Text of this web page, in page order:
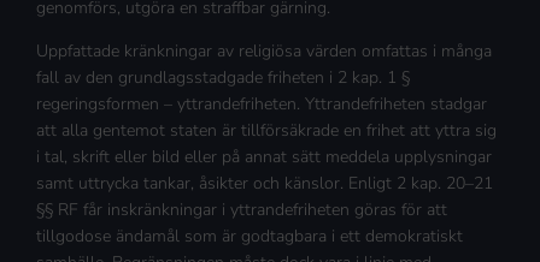
genomförs, utgöra en straffbar gärning.
Uppfattade kränkningar av religiösa värden omfattas i många
fall av den grundlagsstadgade friheten i 2 kap. 1 §
regeringsformen – yttrandefriheten. Yttrandefriheten stadgar
att alla gentemot staten är tillförsäkrade en frihet att yttra sig
i tal, skrift eller bild eller på annat sätt meddela upplysningar
samt uttrycka tankar, åsikter och känslor. Enligt 2 kap. 20–21
§§ RF får inskränkningar i yttrandefriheten göras för att
tillgodose ändamål som är godtagbara i ett demokratiskt